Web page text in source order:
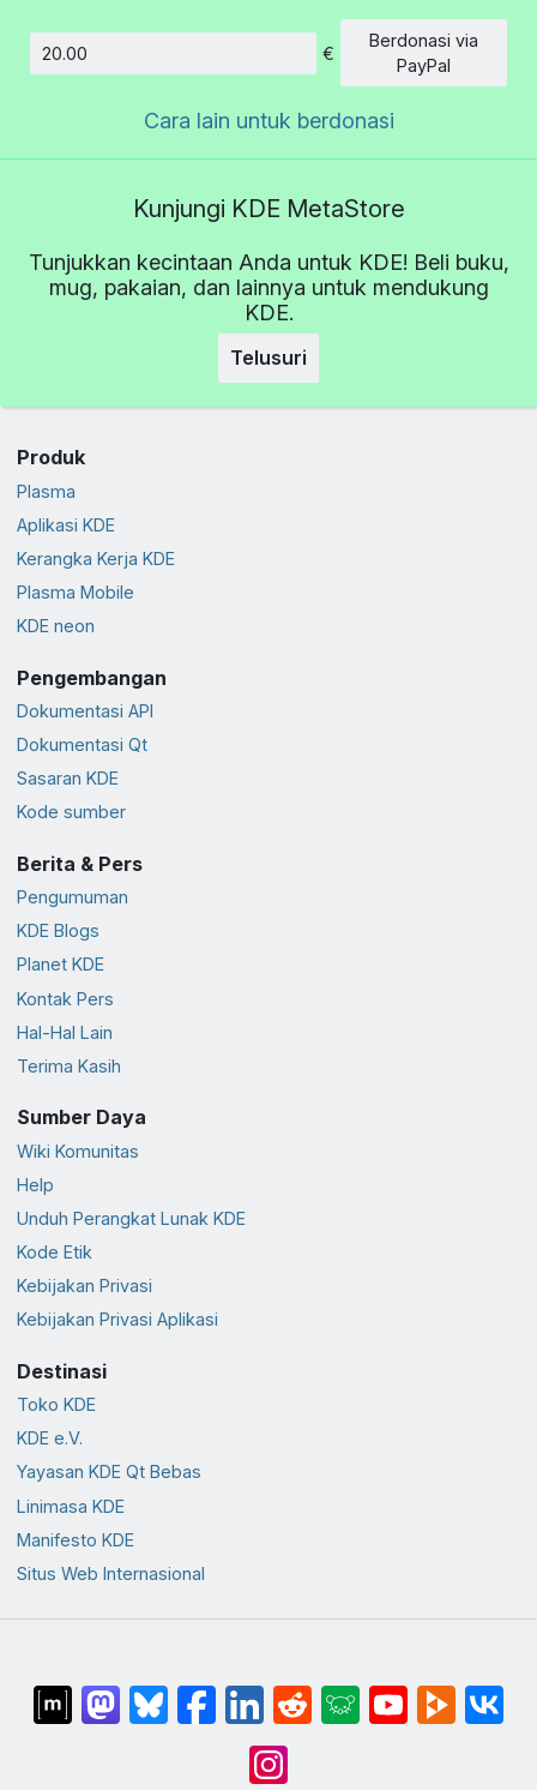
€
Berdonasi via
PayPal
Cara lain untuk berdonasi
Kunjungi KDE MetaStore
Tunjukkan kecintaan Anda untuk KDE! Beli buku,
mug, pakaian, dan lainnya untuk mendukung
KDE.
Telusuri
Produk
Plasma
Aplikasi KDE
Kerangka Kerja KDE
Plasma Mobile
KDE neon
Pengembangan
Dokumentasi API
Dokumentasi Qt
Sasaran KDE
Kode sumber
Berita & Pers
Pengumuman
KDE Blogs
Planet KDE
Kontak Pers
Hal-Hal Lain
Terima Kasih
Sumber Daya
Wiki Komunitas
Help
Unduh Perangkat Lunak KDE
Kode Etik
Kebijakan Privasi
Kebijakan Privasi Aplikasi
Destinasi
Toko KDE
KDE e.V.
Yayasan KDE Qt Bebas
Linimasa KDE
Manifesto KDE
Situs Web Internasional